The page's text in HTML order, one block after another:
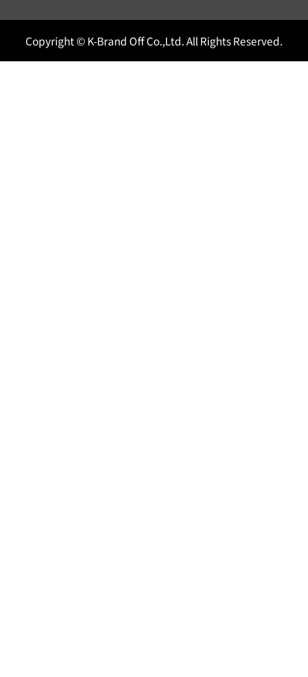
Copyright © K-Brand Off Co.,Ltd. All Rights Reserved.